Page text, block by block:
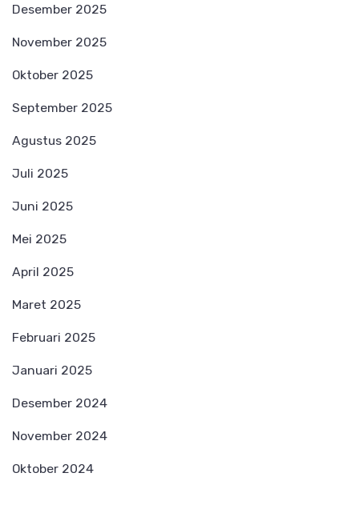
Desember 2025
November 2025
Oktober 2025
September 2025
Agustus 2025
Juli 2025
Juni 2025
Mei 2025
April 2025
Maret 2025
Februari 2025
Januari 2025
Desember 2024
November 2024
Oktober 2024